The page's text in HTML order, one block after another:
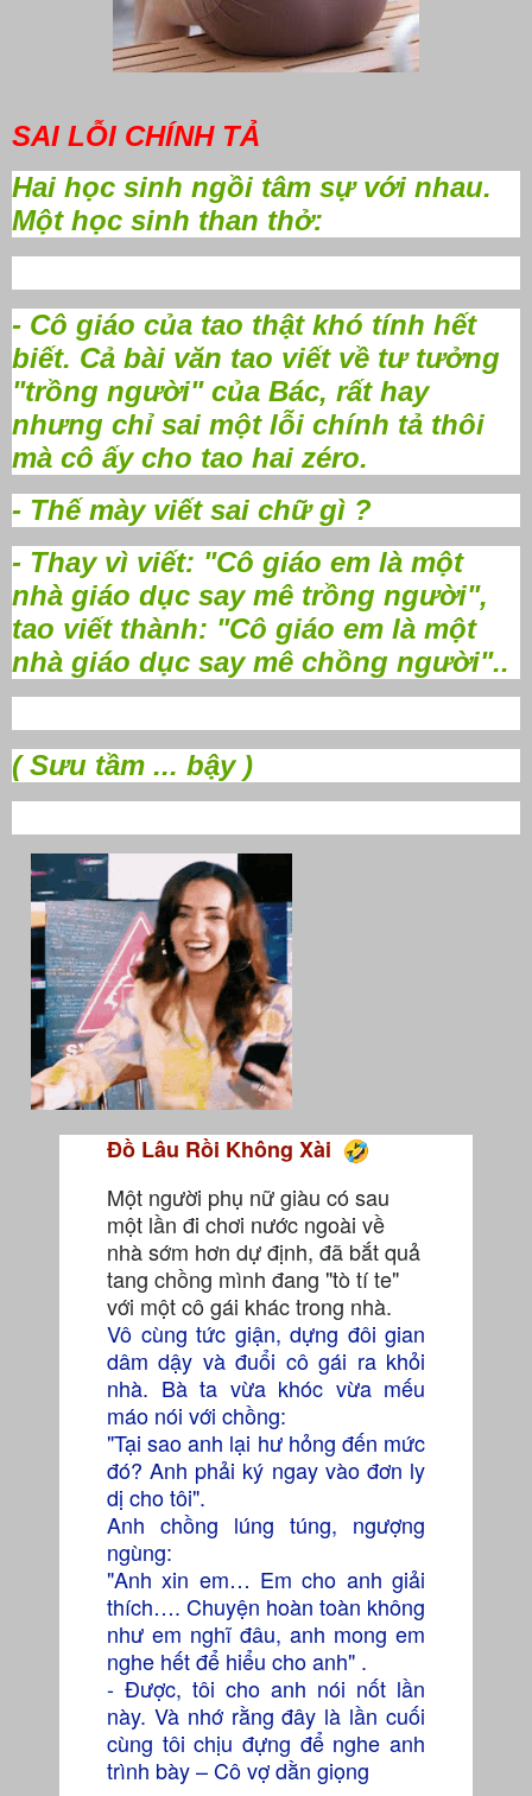
SAI LỖI CHÍNH TẢ
Hai học sinh ngồi tâm sự với nhau.
Một học sinh than thở:
- Cô giáo của tao thật khó tính hết
biết. Cả bài văn tao viết về tư tưởng
"trồng người" của Bác, rất hay
nhưng chỉ sai một lỗi chính tả thôi
mà cô ấy cho tao hai zéro.
- Thế mày viết sai chữ gì ?
- Thay vì viết: "Cô giáo em là một
nhà giáo dục say mê trồng người",
tao viết thành: "Cô giáo em là một
nhà giáo dục say mê chồng người"..
( Sưu tầm ... bậy )
Đồ Lâu Rồi Không Xài
Một người phụ nữ giàu có sau
một lần đi chơi nước ngoài về
nhà sớm hơn dự định, đã bắt quả
tang chồng mình đang "tò tí te"
với một cô gái khác trong nhà.
Vô cùng tức giận, dựng đôi gian
dâm dậy và đuổi cô gái ra khỏi
nhà. Bà ta vừa khóc vừa mếu
máo nói với chồng:
"Tại sao anh lại hư hỏng đến mức
đó? Anh phải ký ngay vào đơn ly
dị cho tôi".
Anh chồng lúng túng, ngượng
ngùng:
"Anh xin em… Em cho anh giải
thích…. Chuyện hoàn toàn không
như em nghĩ đâu, anh mong em
nghe hết để hiểu cho anh" .
- Được, tôi cho anh nói nốt lần
này. Và nhớ rằng đây là lần cuối
cùng tôi chịu đựng để nghe anh
trình bày – Cô vợ dằn giọng